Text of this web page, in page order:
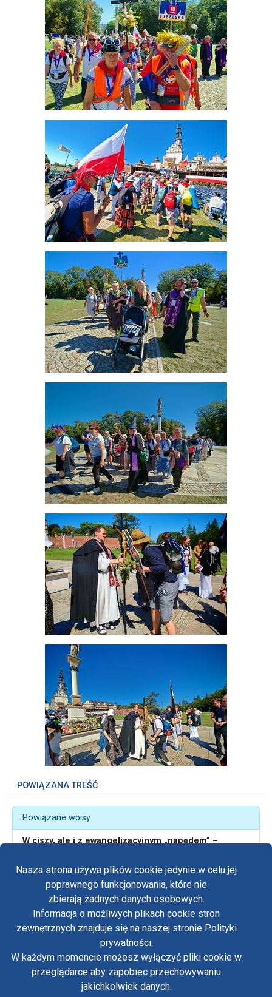
Nasza strona używa plików cookie jedynie w celu jej
poprawnego funkcjonowania, które nie
zbierają żadnych danych osobowych.
Informacja o możliwych plikach cookie stron
zewnętrznych znajduje się na naszej stronie Polityki
prywatności.
W każdym momencie możesz wyłączyć pliki cookie w
przeglądarce aby zapobiec przechowywaniu
jakichkolwiek danych.
POWIĄZANA TREŚĆ
Powiązane wpisy
W ciszy, ale i z ewangelizacyjnym „napędem” –
Łowicza i od salezjanów już na Jasnej Górze
Polityka prywatności
Oświadczenie o dostępności
Standardy ochrony małoletnich w klasztorze OO.
Paulinów na Jasnej Górze